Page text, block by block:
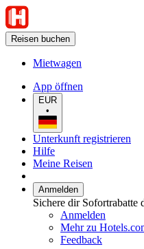
Reisen buchen
Mietwagen
App öffnen
EUR
•
Unterkunft registrieren
Hilfe
Meine Reisen
Anmelden
Sichere dir Sofortrabatte
Anmelden
Mehr zu
Feedback